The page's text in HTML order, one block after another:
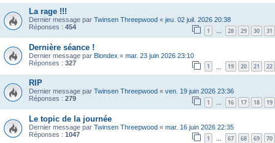
La rage !!!
Dernier message par Twinsen Threepwood « jeu. 02 juil. 2026 20:38
Réponses : 454 1 … 28 29 30 31
Dernière séance !
Dernier message par Blondex « mar. 23 juin 2026 23:10
Réponses : 327 1 19 20 21 22
RIP
Dernier message par Twinsen Threepwood « ven. 19 juin 2026 23:36
Réponses : 279 1 … 16 17 18 19
Le topic de la journée
Dernier message par Twinsen Threepwood « mar. 16 juin 2026 22:35
Réponses : 1047 1 … 67 68 69 70